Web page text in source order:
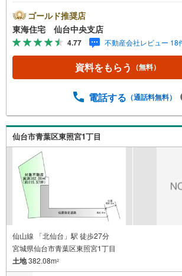
なハウスメーカー・工務店で建築でき
地でお庭も広々とれそうです〇上水道
道・都市ガス敷地内引き込み済*ライフ
*・北仙台小学校:徒歩15分北仙台中学
徒歩5分西友台原店:徒歩15分*購入サ
のご希望・弊社おすすめの金融機関で
安が知りたい人もお気軽にご相談下さ
ゴールド推奨店
東海住宅 仙台中央支店
4.77 不動産会社レビュー 18
資料をもらう （無料）
電話する （通話料無料）
仙台市青葉区東照宮1丁目
仙山線 「北仙台」駅 徒歩27分
宮城県仙台市青葉区東照宮1丁目
土地382.08m2